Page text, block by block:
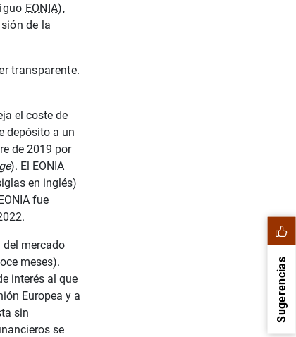
EONIA),
de la
transparente.
el coste de
depósito a un
de 2019 por
). El EONIA
en inglés)
fue
del mercado
meses).
interés al que
Europea y a
sin
se
Sugerencias